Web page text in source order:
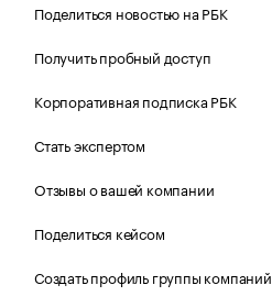
Поделиться новостью на РБК
Получить пробный доступ
Корпоративная подписка РБК
Стать экспертом
Отзывы о вашей компании
Поделиться кейсом
Создать профиль группы компаний